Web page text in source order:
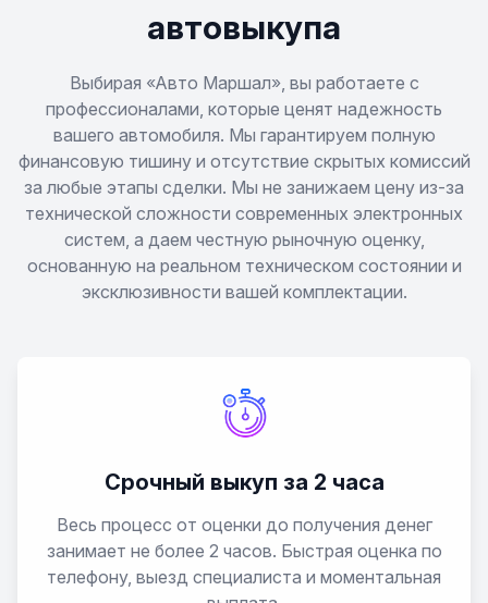
автовыкупа
Выбирая «Авто Маршал», вы работаете с
профессионалами, которые ценят надежность
вашего автомобиля. Мы гарантируем полную
финансовую тишину и отсутствие скрытых комиссий
за любые этапы сделки. Мы не занижаем цену из-за
технической сложности современных электронных
систем, а даем честную рыночную оценку,
основанную на реальном техническом состоянии и
эксклюзивности вашей комплектации.
Срочный выкуп за 2 часа
Весь процесс от оценки до получения денег
занимает не более 2 часов. Быстрая оценка по
телефону, выезд специалиста и моментальная